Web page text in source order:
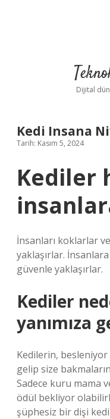
Dijital
Kedi Insana
Tarih: Kasım 5, 2024
Kediler
İnsanları koklarlar
yaklaşırlar.
güvenle yaklaşırlar.
Kediler
yanımıza
Kedilerin, besleniyor
gelip size
Sadece kuru mama
ödül bekliyor
şüphesiz bir dişi